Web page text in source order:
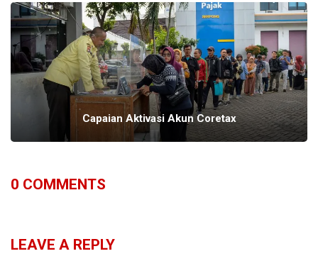
Capaian Aktivasi Akun Coretax
0 COMMENTS
LEAVE A REPLY